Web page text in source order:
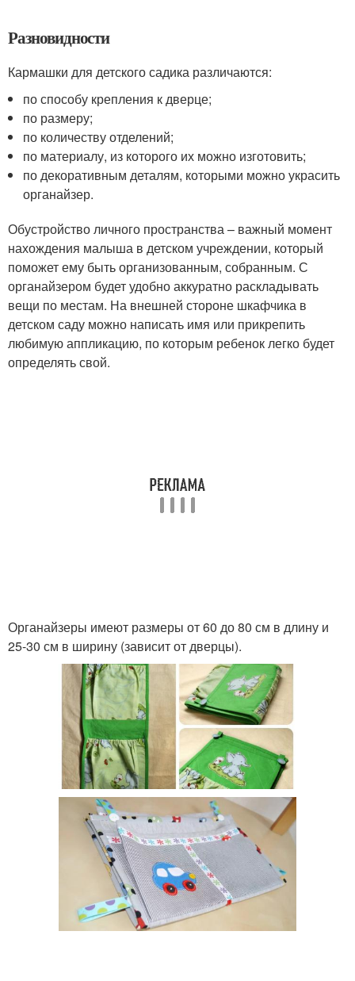
Разновидности
Кармашки для детского садика различаются:
по способу крепления к дверце;
по размеру;
по количеству отделений;
по материалу, из которого их можно изготовить;
по декоративным деталям, которыми можно украсить
органайзер.
Обустройство личного пространства – важный момент
нахождения малыша в детском учреждении, который
поможет ему быть организованным, собранным. С
органайзером будет удобно аккуратно раскладывать
вещи по местам. На внешней стороне шкафчика в
детском саду можно написать имя или прикрепить
любимую аппликацию, по которым ребенок легко будет
определять свой.
Органайзеры имеют размеры от 60 до 80 см в длину и
25-30 см в ширину (зависит от дверцы).